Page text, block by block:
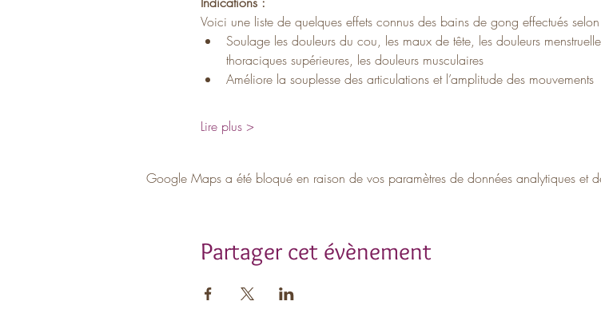
Voici une liste de quelques effets connus des bains de gong effectués
Soulage les douleurs du cou, les maux de tête, les douleurs
thoraciques supérieures, les douleurs musculaires
Améliore la souplesse des articulations et l’amplitude des mouvements
Lire plus >
Google Maps a été bloqué en raison de vos paramètres de données analytiques et
Partager cet évènement